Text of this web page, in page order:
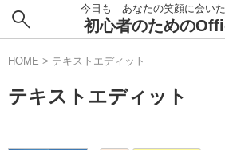
今日も あなたの笑顔に会いた
初心者のための
HOME > テキストエディット
テキストエディット